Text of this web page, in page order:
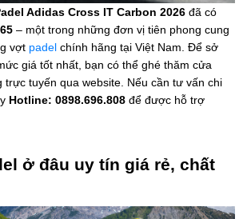
Adidas Cross IT Carbon 2026 đã có
– một trong những đơn vị tiên phong cung
vợt padel chính hãng tại Việt Nam. Để sở
giá tốt nhất, bạn có thể ghé thăm cửa
trực tuyến qua website. Nếu cần tư vấn chi
Hotline: 0898.696.808 để được hỗ trợ
ở đâu uy tín giá rẻ, chất